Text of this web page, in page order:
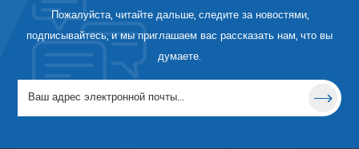
Пожалуйста, читайте дальше, следите за новостями,
подписывайтесь, и мы приглашаем вас рассказать нам, что вы
думаете.